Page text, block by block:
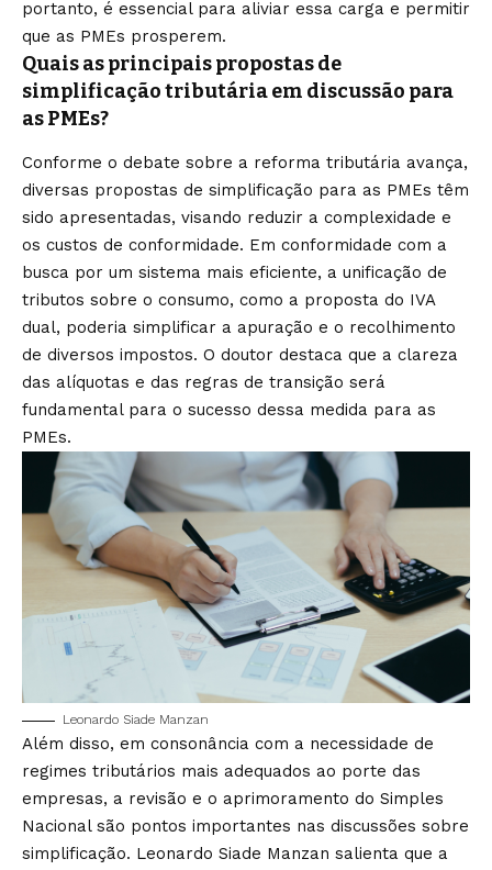
portanto, é essencial para aliviar essa carga e permitir
que as PMEs prosperem.
Quais as principais propostas de
simplificação tributária em discussão para
as PMEs?
Conforme o debate sobre a reforma tributária avança,
diversas propostas de simplificação para as PMEs têm
sido apresentadas, visando reduzir a complexidade e
os custos de conformidade. Em conformidade com a
busca por um sistema mais eficiente, a unificação de
tributos sobre o consumo, como a proposta do IVA
dual, poderia simplificar a apuração e o recolhimento
de diversos impostos. O doutor destaca que a clareza
das alíquotas e das regras de transição será
fundamental para o sucesso dessa medida para as
PMEs.
Leonardo Siade Manzan
Além disso, em consonância com a necessidade de
regimes tributários mais adequados ao porte das
empresas, a revisão e o aprimoramento do Simples
Nacional são pontos importantes nas discussões sobre
simplificação. Leonardo Siade Manzan salienta que a